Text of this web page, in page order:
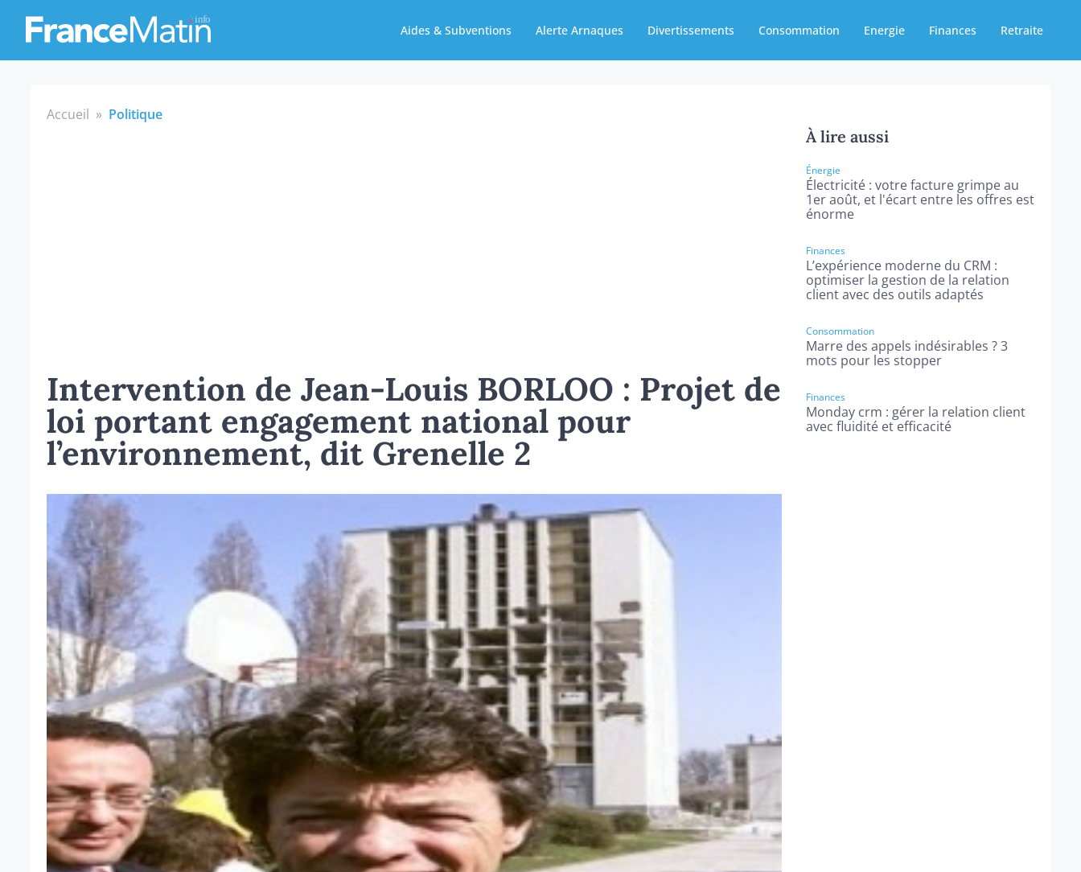
Aides & Subventions Alerte Arnaques Divertissements Consommation Energie Finances Retraite
Accueil » Politique
Intervention de Jean-Louis BORLOO : Projet de
loi portant engagement national pour
l’environnement, dit Grenelle 2
À lire aussi
Énergie
Électricité : votre facture grimpe au
1er août, et l'écart entre les offres est
énorme
Finances
L’expérience moderne du CRM :
optimiser la gestion de la relation
client avec des outils adaptés
Consommation
Marre des appels indésirables ? 3
mots pour les stopper
Finances
Monday crm : gérer la relation client
avec fluidité et efficacité